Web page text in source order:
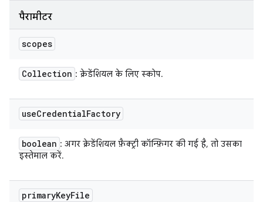
पैरामीटर
scopes
Collection : क्रेडेंशियल के लिए स्कोप.
useCredentialFactory
boolean : अगर क्रेडेंशियल फ़ैक्ट्री कॉन्फ़िगर की गई है, तो उसका
इस्तेमाल करें.
primaryKeyFile